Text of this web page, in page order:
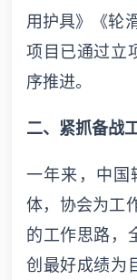
用护具》《轮
项目已通过立
序推进。
二、紧抓备战
一年来，中国
体，协会为工
的工作思路，
创最好成绩为